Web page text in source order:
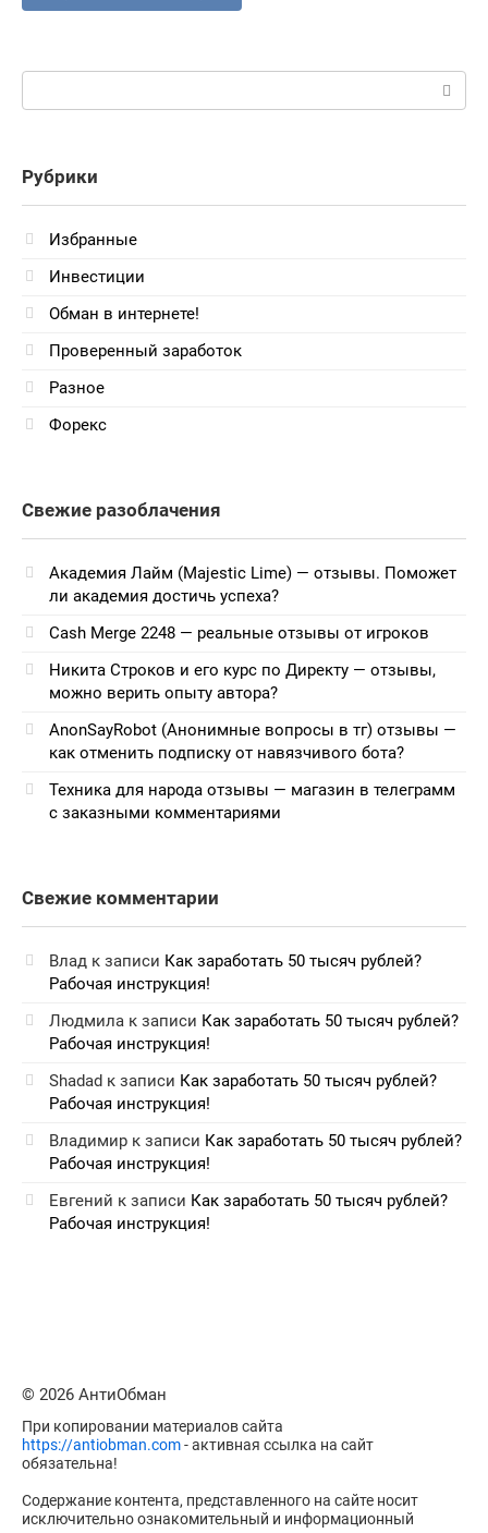
Поиск:
Рубрики
Избранные
Инвестиции
Обман в интернете!
Проверенный заработок
Разное
Форекс
Свежие разоблачения
Академия Лайм (Majestic Lime) — отзывы. Поможет
ли академия достичь успеха?
Cash Merge 2248 — реальные отзывы от игроков
Никита Строков и его курс по Директу — отзывы,
можно верить опыту автора?
AnonSayRobot (Анонимные вопросы в тг) отзывы —
как отменить подписку от навязчивого бота?
Техника для народа отзывы — магазин в телеграмм
с заказными комментариями
Свежие комментарии
Влад к записи Как заработать 50 тысяч рублей?
Рабочая инструкция!
Людмила к записи Как заработать 50 тысяч рублей?
Рабочая инструкция!
Shadad к записи Как заработать 50 тысяч рублей?
Рабочая инструкция!
Владимир к записи Как заработать 50 тысяч рублей?
Рабочая инструкция!
Евгений к записи Как заработать 50 тысяч рублей?
Рабочая инструкция!
© 2026 АнтиОбман
При копировании материалов сайта
https://antiobman.com- активная ссылка на сайт
обязательна!
Содержание контента, представленного на сайте носит
исключительно ознакомительный и информационный